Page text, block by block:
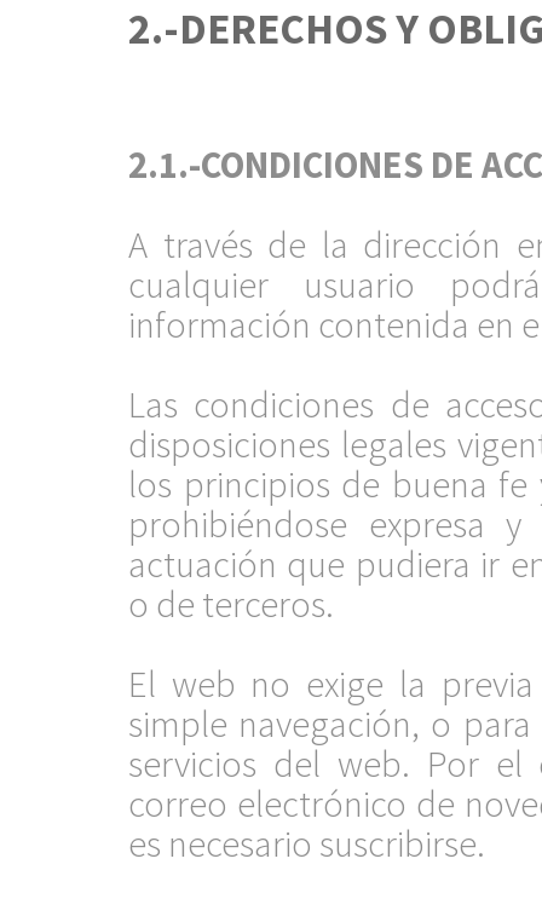
2.-DERECHOS Y
2.1.-CONDICIONES DE
A través de la dirección
cualquier usuario
información contenida en
Las condiciones de
disposiciones legales
los principios de buena
prohibiéndose expresa
actuación que pudiera ir
o de terceros.
El web no exige la
simple navegación, o
servicios del web. Por
correo electrónico de
es necesario suscribirse.